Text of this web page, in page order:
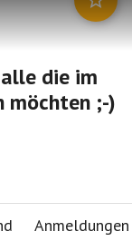
die im
möchten ;-)
Anmeldungen